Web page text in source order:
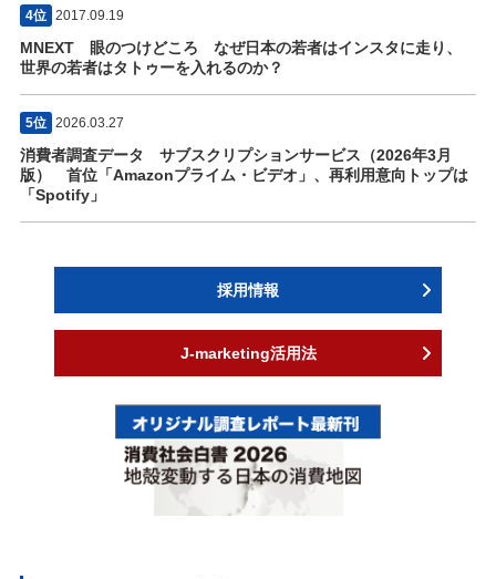
4位 2017.09.19
MNEXT 眼のつけどころ なぜ日本の若者はインスタに走り、
世界の若者はタトゥーを入れるのか？
5位 2026.03.27
消費者調査データ サブスクリプションサービス（2026年3月
版） 首位「Amazonプライム・ビデオ」、再利用意向トップは
「Spotify」
採用情報
J-marketing活用法